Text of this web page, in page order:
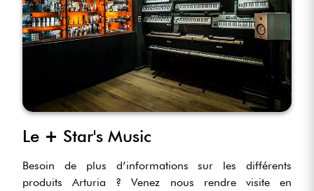
Le + Star's Music
Besoin de plus d’informations sur les différents
produits Arturia ? Venez nous rendre visite en